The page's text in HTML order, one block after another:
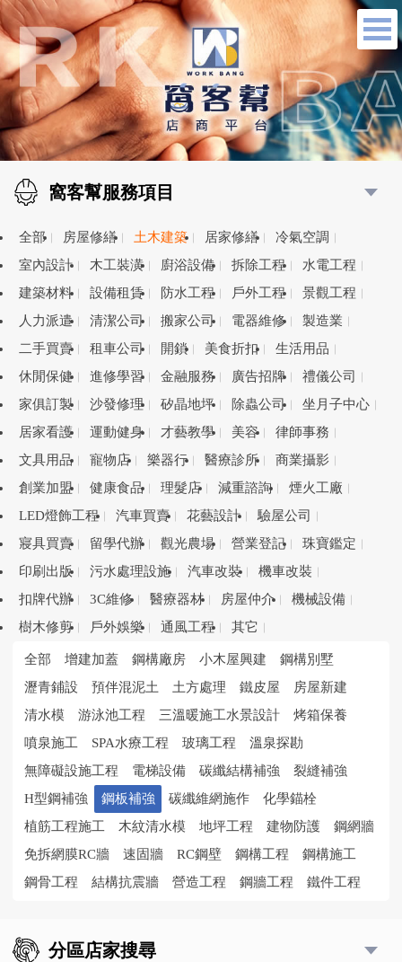
窩客幫服務項目
全部 房屋修繕 土木建築 居家修繕
冷氣空調
室內設計
木工裝潢 廚浴設備 拆除工程
水電工程
建築材料
設備租賃 防水工程 戶外工程
景觀工程
人力派遣
清潔公司 搬家公司 電器維修
製造業
二手買賣
租車公司 開鎖 美食折扣
生活用品
休閒保健
進修學習 金融服務 廣告招牌
禮儀公司
家俱訂製
沙發修理 矽晶地坪 除蟲公司
坐月子中心
居家看護
運動健身 才藝教學 美容
律師事務
文具用品
寵物店 樂器行 醫療診所
商業攝影
創業加盟
健康食品 理髮店 減重諮詢
煙火工廠
LED燈飾工程
汽車買賣 花藝設計
驗屋公司
寢具買賣
留學代辦 觀光農場 營業登記
珠寶鑑定
印刷出版
污水處理設施 汽車改裝
機車改裝
扣牌代辦
3C維修 醫療器材 房屋仲介
機械設備
樹木修剪
戶外娛樂 通風工程 其它
全部 增建加蓋 鋼構廠房 小木屋興建
鋼構別墅
瀝青鋪設
預伴混泥土 土方處理 鐵皮屋
房屋新建
清水模
游泳池工程 三溫暖施工水景設計
烤箱保養
噴泉施工
SPA水療工程 玻璃工程
溫泉探勘
無障礙設施工程
電梯設備 碳纖結構補強
裂縫補強
H型鋼補強
鋼板補強 碳纖維網施作
化學錨栓
植筋工程施工
木紋清水模 地坪工程 建物防護
鋼網牆
免拆網膜RC牆
速固牆 RC鋼壁 鋼構工程
鋼構施工
鋼骨工程
結構抗震牆 營造工程 鋼牆工程 鐵件工程
分區店家搜尋